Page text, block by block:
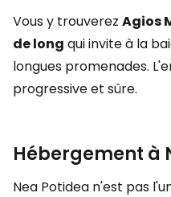
Vous y trouverez Agios
de long qui invite à la
longues promenades.
progressive et sûre.
Hébergement à
Nea Potidea n'est pas